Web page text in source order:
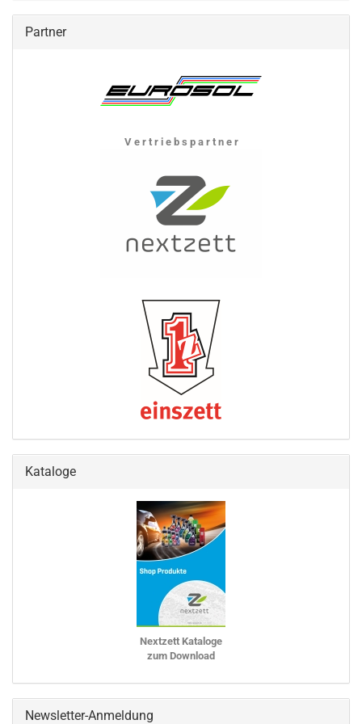
Partner
V e r t r i e b s p a r t n e r
Kataloge
Nextzett Kataloge
zum Download
Newsletter-Anmeldung